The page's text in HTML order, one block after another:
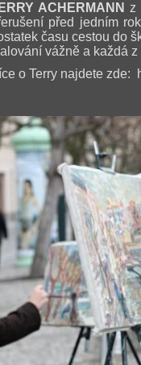
ACHERMANN z
před jedním
času cestou do
vážně a každá
o Terry najdete zde: